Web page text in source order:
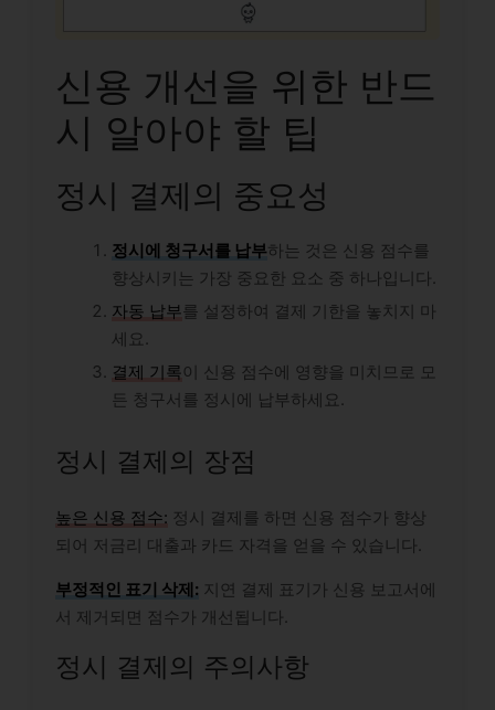
신용 개선을 위한 반드
시 알아야 할 팁
정시 결제의 중요성
정시에 청구서를 납부하는 것은 신용 점수를
향상시키는 가장 중요한 요소 중 하나입니다.
자동 납부를 설정하여 결제 기한을 놓치지 마
세요.
결제 기록이 신용 점수에 영향을 미치므로 모
든 청구서를 정시에 납부하세요.
정시 결제의 장점
높은 신용 점수: 정시 결제를 하면 신용 점수가 향상
되어 저금리 대출과 카드 자격을 얻을 수 있습니다.
부정적인 표기 삭제: 지연 결제 표기가 신용 보고서에
서 제거되면 점수가 개선됩니다.
정시 결제의 주의사항